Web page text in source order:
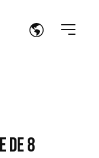
de 8